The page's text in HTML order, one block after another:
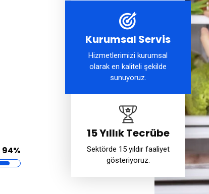
94%
Kurumsal Servis
Hizmetlerimizi kurumsal
olarak en kaliteli şekilde
sunuyoruz.
15 Yıllık Tecrübe
Sektörde 15 yıldır faaliyet
gösteriyoruz.